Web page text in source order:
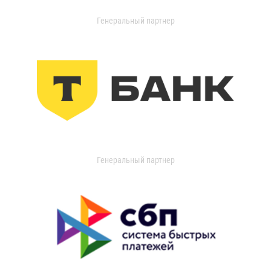
Генеральный партнер
Генеральный партнер